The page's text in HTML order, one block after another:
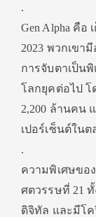
.
Gen Alpha คือ
2023 พวกเขา
การจับตาเป็น
โลกยุคต่อไป โ
2,200 ล้านคน
เปอร์เซ็นต์ใน
.
ความพิเศษของ
ศตวรรษที่ 21
ดิจิทัล และมีโค